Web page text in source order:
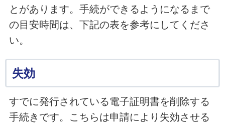
とがあります。手続ができるようになるまで
の目安時間は、下記の表を参考にしてくださ
い。
失効
すでに発行されている電子証明書を削除する
手続きです。こちらは申請により失効させる